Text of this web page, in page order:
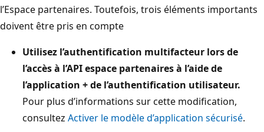
l’Espace partenaires. Toutefois, trois éléments importants
doivent être pris en compte
Utilisez l’authentification multifacteur lors de
l’accès à l’API espace partenaires à l’aide de
l’application + de l’authentification utilisateur.
Pour plus d’informations sur cette modification,
consultez Activer le modèle d’application sécurisé.